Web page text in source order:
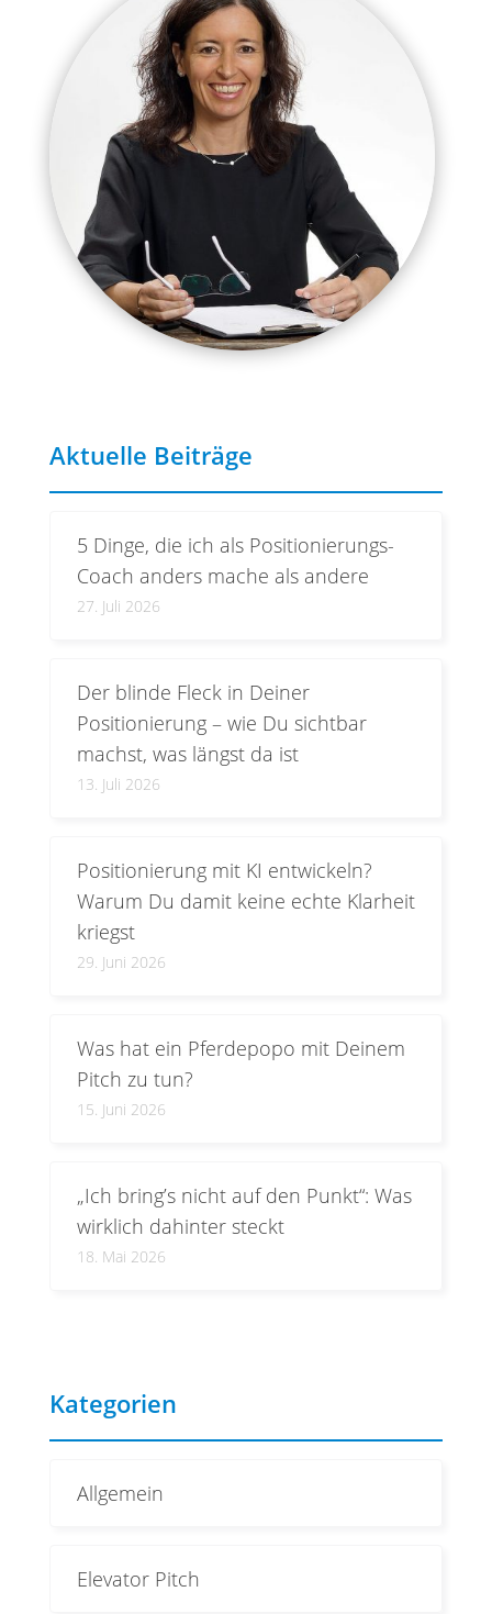
Aktuelle Beiträge
5 Dinge, die ich als Positionierungs-
Coach anders mache als andere
27. Juli 2026
Der blinde Fleck in Deiner
Positionierung – wie Du sichtbar
machst, was längst da ist
13. Juli 2026
Positionierung mit KI entwickeln?
Warum Du damit keine echte Klarheit
kriegst
29. Juni 2026
Was hat ein Pferdepopo mit Deinem
Pitch zu tun?
15. Juni 2026
„Ich bring’s nicht auf den Punkt“: Was
wirklich dahinter steckt
18. Mai 2026
Kategorien
Allgemein
Elevator Pitch